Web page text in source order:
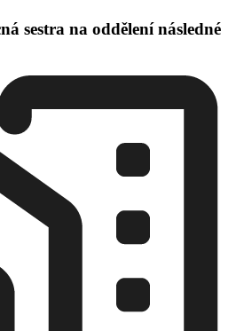
sestra na oddělení následné